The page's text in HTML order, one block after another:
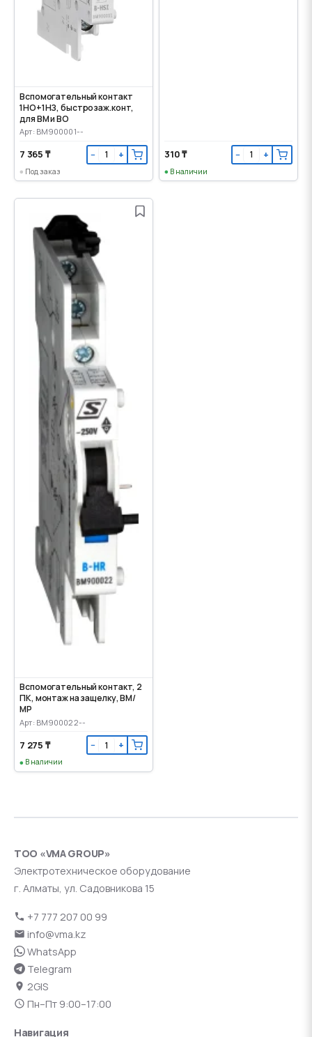
Вспомогательный контакт
1НО+1НЗ, быстрозаж.конт,
для ВМ и ВО
Арт: BM900001--
7 365 ₸ − +
Под заказ
310 ₸ − +
В наличии
Вспомогательный контакт, 2
ПК, монтаж на защелку, ВМ/
МР
Арт: BM900022--
7 275 ₸ − +
В наличии
ТОО «VMA GROUP»
Электротехническое оборудование
г. Алматы, ул. Садовникова 15
+7 777 207 00 99
info@vma.kz
WhatsApp
Telegram
2GIS
Пн–Пт 9:00–17:00
Навигация